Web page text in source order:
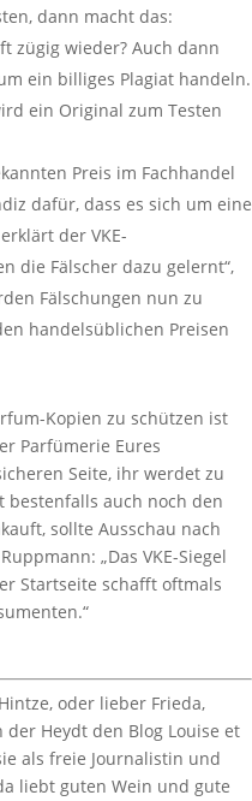
dann macht das:
zügig wieder? Auch dann
ein billiges Plagiat handeln.
ein Original zum Testen
Preis im Fachhandel
dafür, dass es sich um eine
der VKE-
die Fälscher dazu gelernt“,
Fälschungen nun zu
handelsüblichen Preisen
Kopien zu schützen ist
Parfümerie Eures
Seite, ihr werdet zu
auch noch den
sollte Ausschau nach
„Das VKE-Siegel
Startseite schafft oftmals
oder lieber Frieda,
Heydt den Blog Louise et
als freie Journalistin und
liebt guten Wein und gute